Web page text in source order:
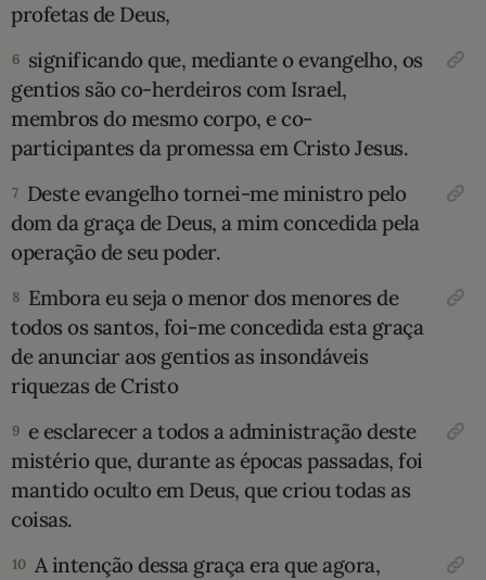
PERGUNTE À BÍBLIA
TERMO BÍBLICO JOGOS
QUEM SOMOS
LOJA BÍBLIAON
profetas de Deus,
6 significando que, mediante o evangelho, os
gentios são co-herdeiros com Israel,
membros do mesmo corpo, e co-
participantes da promessa em Cristo Jesus.
7 Deste evangelho tornei-me ministro pelo
dom da graça de Deus, a mim concedida pela
operação de seu poder.
8 Embora eu seja o menor dos menores de
todos os santos, foi-me concedida esta graça
de anunciar aos gentios as insondáveis
riquezas de Cristo
9 e esclarecer a todos a administração deste
mistério que, durante as épocas passadas, foi
mantido oculto em Deus, que criou todas as
coisas.
10 A intenção dessa graça era que agora,